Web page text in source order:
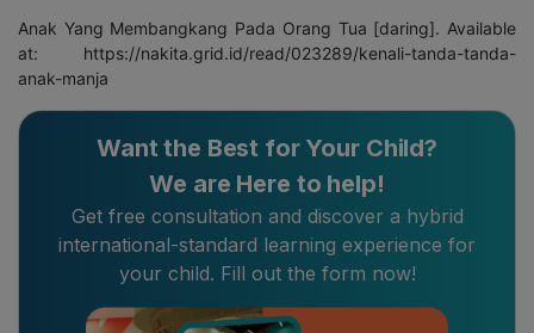
Anak Yang Membangkang Pada Orang Tua [daring]. Available
at: https://nakita.grid.id/read/023289/kenali-tanda-tanda-
anak-manja
Want the Best for Your Child?
We are Here to help!
Get free consultation and discover a hybrid
international-standard learning experience for
your child. Fill out the form now!